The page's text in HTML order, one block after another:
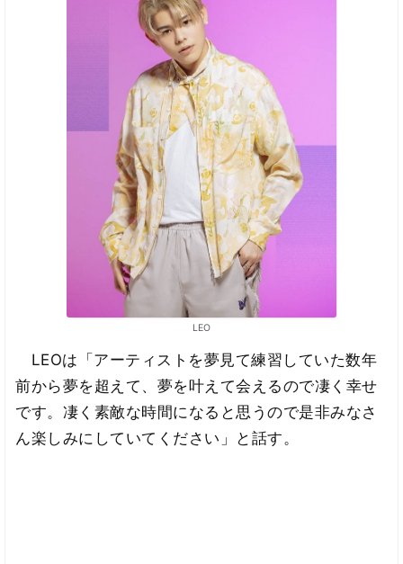
LEO
LEOは「アーティストを夢見て練習していた数年
前から夢を超えて、夢を叶えて会えるので凄く幸せ
です。凄く素敵な時間になると思うので是非みなさ
ん楽しみにしていてください」と話す。